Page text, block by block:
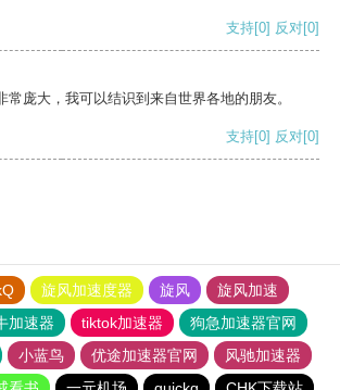
支持[0] 反对[0]
常庞大，我可以结识到来自世界各地的朋友。
支持[0] 反对[0]
旋风加速度器 旋风
旋风加速
加速器 tiktok加速器
狗急加速器官网
小蓝鸟 优途加速器官网
风驰加速器